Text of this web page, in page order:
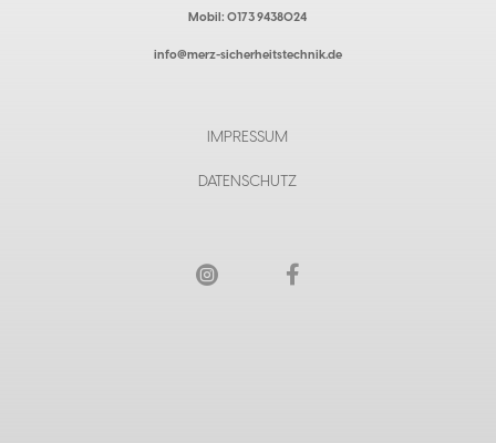
Mobil: 0173 9438024
info@merz-sicherheitstechnik.de
IMPRESSUM
DATENSCHUTZ
 